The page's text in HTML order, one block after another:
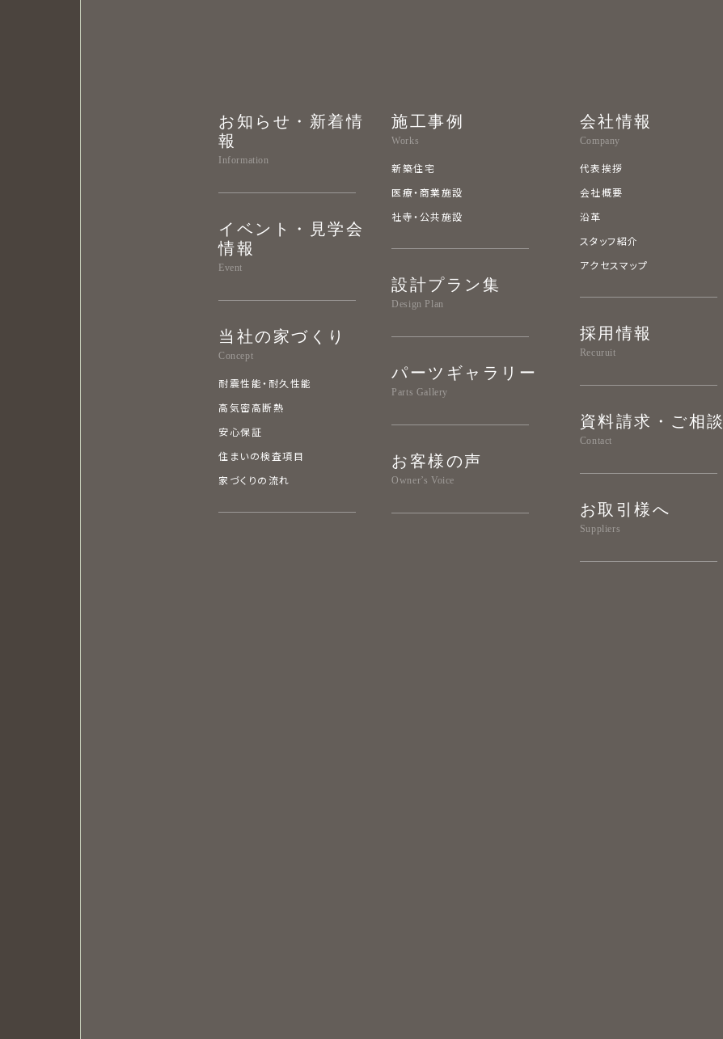
お知らせ・新着情
報
Information
イベント・見学会
情報
Event
当社の家づくり
Concept
耐震性能・耐久性能
高気密高断熱
安心保証
住まいの検査項目
家づくりの流れ
施工事例
Works
新築住宅
医療・商業施設
社寺・公共施設
設計プラン集
Design Plan
パーツギャラリー
Parts Gallery
お客様の声
Owner’s Voice
会社情報
Company
代表挨拶
会社概要
沿革
スタッフ紹介
アクセスマップ
採用情報
Recuruit
資料請求・ご相談
Contact
お取引様へ
Suppliers